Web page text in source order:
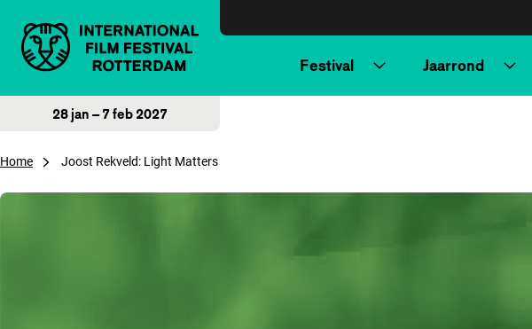
Festival Jaarrond
28 jan – 7 feb 2027
Home Joost Rekveld: Light Matters